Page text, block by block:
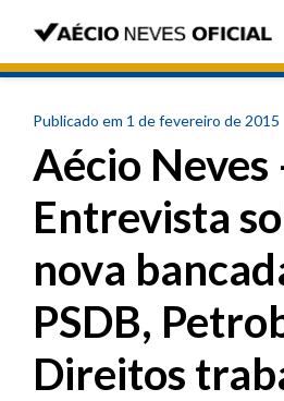
Publicado em 1 de fevereiro de 2015
Aécio Neves
Entrevista
nova
PSDB,
Direitos